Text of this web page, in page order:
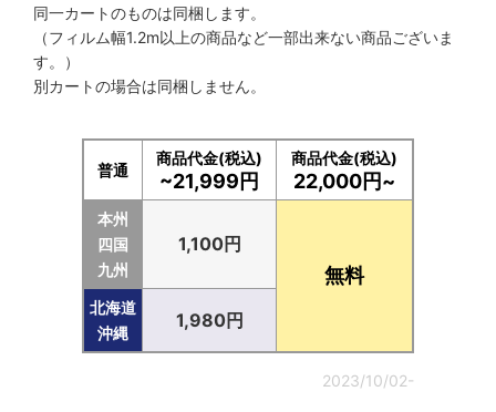
同一カートのものは同梱します。
（フィルム幅1.2m以上の商品など一部出来ない商品ございま
す。）
別カートの場合は同梱しません。
普通
商品代金(税込)
~21,999円
商品代金(税込)
22,000円~
本州
四国
九州
1,100円
無料
北海道
沖縄
1,980円
2023/10/02-